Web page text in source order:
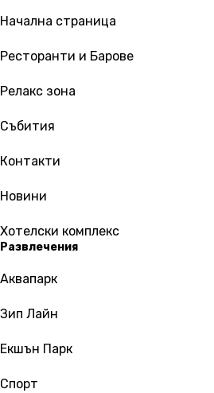
Начална страница
Ресторанти и Барове
Релакс зона
Събития
Контакти
Новини
Хотелски комплекс
Развлечения
Аквапарк
Зип Лайн
Екшън Парк
Спорт